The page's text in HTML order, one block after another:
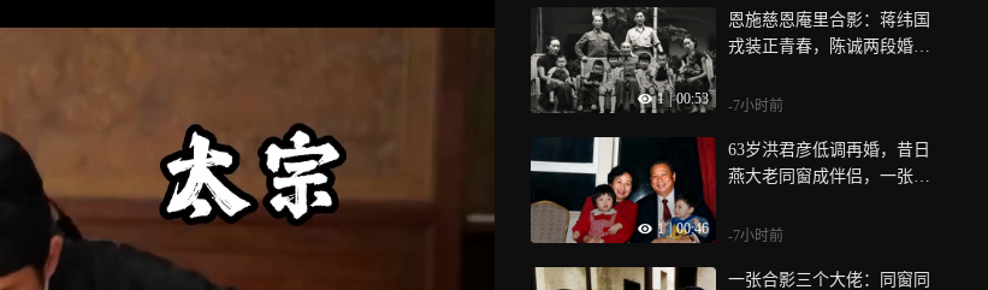
1 | 00:53
恩施慈恩庵里合影：蒋纬国
戎装正青春，陈诚两段婚姻
-7小时前
1 | 00:46
63岁洪君彦低调再婚，昔日
燕大老同窗成伴侣，一张合
-7小时前
一张合影三个大佬：同窗同